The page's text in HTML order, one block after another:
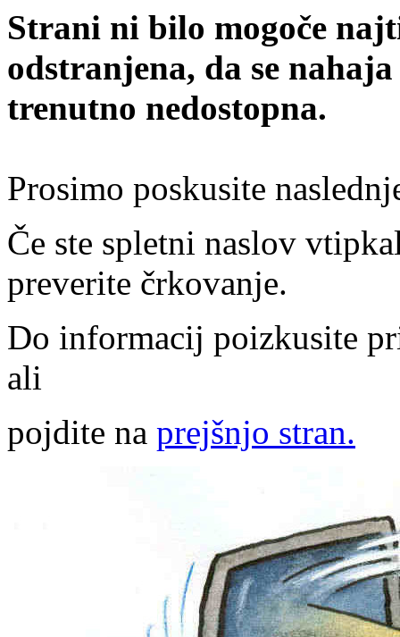
Strani ni bilo mogoče
odstranjena, da se
trenutno nedostopna.
Prosimo poskusite
Če ste spletni naslov
preverite črkovanje.
Do informacij poizkusite
ali
pojdite na prejšnjo stran.